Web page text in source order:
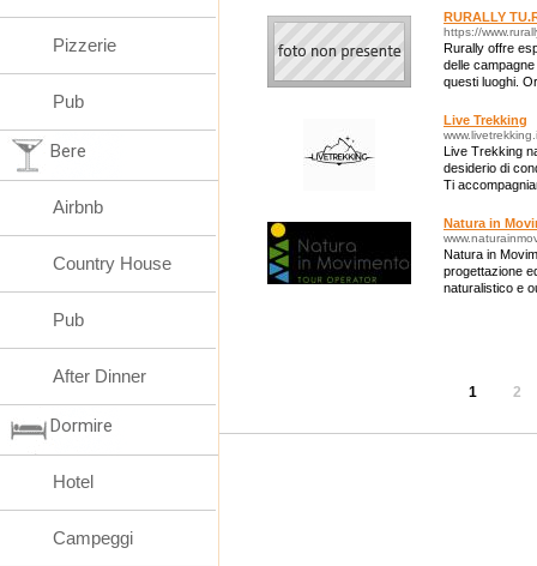
RURALLY
https://
Rurally offre
delle
questi luoghi.
Live Trekking
Live Trekking
desiderio di
Ti
Natura in
Natura in
progettazione
naturalistico e
1 2
Pizzerie
Pub
Bere
Airbnb
Country House
Pub
After Dinner
Dormire
Hotel
Campeggi